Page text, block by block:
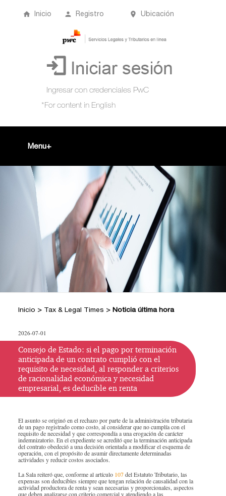
Inicio Registro Ubicación
Menu
Acompañamiento Tributario Virtual +
¿Qué es?
Perfil de usuario
Hacer Pregunta
Posiciones Tributarias PwC
Preguntas Frecuentes
Comprar
Biblioteca Virtual +
Doctrina DIAN
Jurisprudencia Corte Constitucional
Jurisprudencia Consejo de Estado
Convenios para evitar la doble
imposición
Estatuto Contable
Estatuto Tributario
Comprar
2026
Anteriores
2023
2022
2021
2020
2018
2017
2016
activación
Instructivo
consulta App
Instructivo
Tax & Legal Times * +
Personas naturales, Tributación
Impuestos Territoriales, Litigios,
Regimen SIMPLE
Derecho corporativo, Comercio exterior,
Fusiones y adquisiciones
Impuesto sobre la renta, impuesto al
IVA, Impuesto nacional al consumo GMF
y otros tributos
Boletines /Newsletter /信息推送
Especiales Reforma Tributaria
Servicios tributarios
PwC Colombia
Inicio > Tax & Legal Times > Noticia última hora
2026-07-01
Consejo de Estado: si el pago por terminación
anticipada de un contrato cumplió con el
requisito de necesidad, al responder a criterios
de racionalidad económica y necesidad
empresarial, es deducible en renta
El asunto se originó en el rechazo por parte de la administración tributaria
de un pago registrado como costo, al considerar que no cumplía con el
requisito de necesidad y que correspondía a una erogación de carácter
indemnizatorio. En el expediente se acreditó que la terminación anticipada
del contrato obedeció a una decisión orientada a modificar el esquema de
operación, con el propósito de asumir directamente determinadas
actividades y reducir costos asociados. ​
La Sala reiteró que, conforme al artículo 107del Estatuto Tributario, las
expensas son deducibles siempre que tengan relación de causalidad con la
actividad productora de renta y sean necesarias y proporcionales, aspectos
que deben analizarse con criterio comercial y atendiendo a las